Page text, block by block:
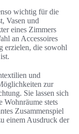
wichtig für die
Vasen und
eines Zimmers
an Accessoires
erzielen, die sowohl
und
zur
Sie lassen sich
Wohnräume stets
Zusammenspiel
einem Ausdruck der